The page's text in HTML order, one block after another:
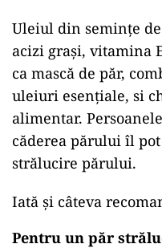
Uleiul din semințe
acizi grași, vitamina
ca mască de păr,
uleiuri esențiale, si
alimentar.
căderea părului îl
strălucire părului.
Iată și câteva
Pentru un păr